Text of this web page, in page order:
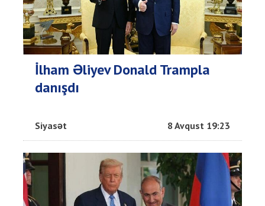
İlham Əliyev Donald Trampla
danışdı
Siyasət 8 Avqust 19:23